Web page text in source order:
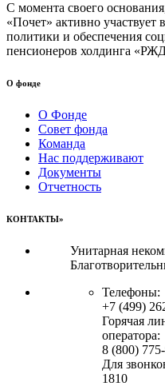
С момента своего
«Почет» активно участвует
политики и обеспечения
пенсионеров холдинга
О фонде
О Фонде
Совет фонда
Команда
Нас поддерживают
Документы
Отчетность
КОНТАКТЫ»
Унитарная
Телефоны:
+7 (499)
Горячая
оператора:
8 (800)
Для
1810